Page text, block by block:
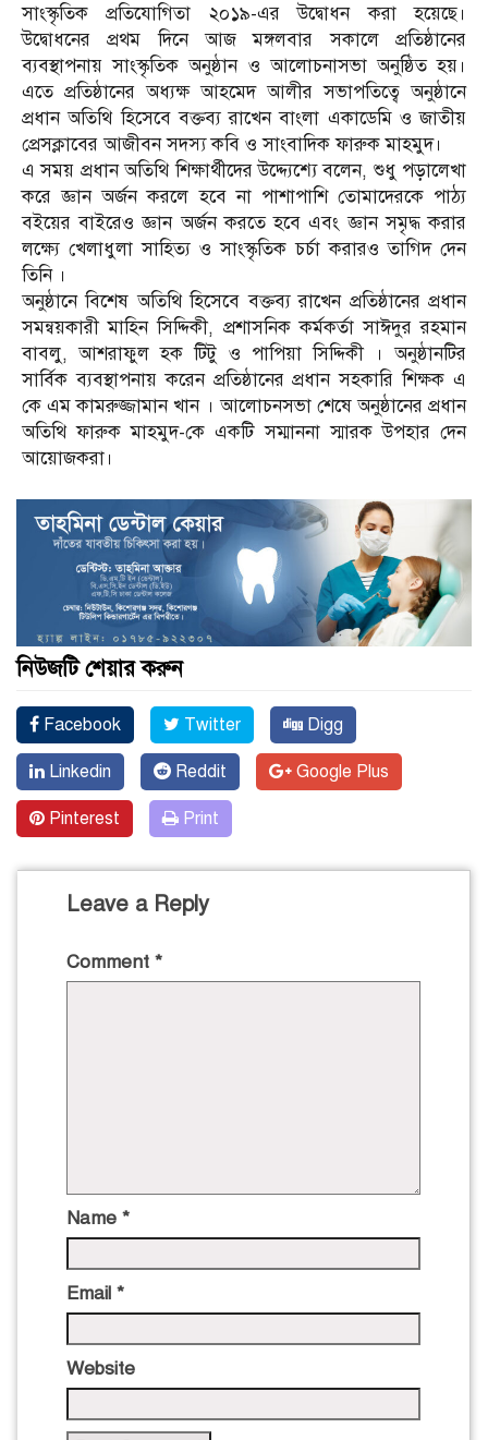
সাংস্কৃতিক প্রতিযোগিতা ২০১৯-এর উদ্বোধন করা হয়েছে।
উদ্বোধনের প্রথম দিনে আজ মঙ্গলবার সকালে প্রতিষ্ঠানের
ব্যবস্থাপনায় সাংস্কৃতিক অনুষ্ঠান ও আলোচনাসভা অনুষ্ঠিত হয়।
এতে প্রতিষ্ঠানের অধ্যক্ষ আহমেদ আলীর সভাপতিত্বে অনুষ্ঠানে
প্রধান অতিথি হিসেবে বক্তব্য রাখেন বাংলা একাডেমি ও জাতীয়
প্রেসক্লাবের আজীবন সদস্য কবি ও সাংবাদিক ফারুক মাহমুদ।
এ সময় প্রধান অতিথি শিক্ষার্থীদের উদ্দ্যেশ্যে বলেন, শুধু পড়ালেখা
করে জ্ঞান অর্জন করলে হবে না পাশাপাশি তোমাদেরকে পাঠ্য
বইয়ের বাইরেও জ্ঞান অর্জন করতে হবে এবং জ্ঞান সমৃদ্ধ করার
লক্ষ্যে খেলাধুলা সাহিত্য ও সাংস্কৃতিক চর্চা করারও তাগিদ দেন
তিনি ।
অনুষ্ঠানে বিশেষ অতিথি হিসেবে বক্তব্য রাখেন প্রতিষ্ঠানের প্রধান
সমন্বয়কারী মাহিন সিদ্দিকী, প্রশাসনিক কর্মকর্তা সাঈদুর রহমান
বাবলু, আশরাফুল হক টিটু ও পাপিয়া সিদ্দিকী । অনুষ্ঠানটির
সার্বিক ব্যবস্থাপনায় করেন প্রতিষ্ঠানের প্রধান সহকারি শিক্ষক এ
কে এম কামরুজ্জামান খান । আলোচনসভা শেষে অনুষ্ঠানের প্রধান
অতিথি ফারুক মাহমুদ-কে একটি সম্মাননা স্মারক উপহার দেন
আয়োজকরা।
নিউজটি শেয়ার করুন
Facebook Twitter Digg
Linkedin Reddit Google Plus
Pinterest Print
Leave a Reply
Comment *
Name *
Email *
Website